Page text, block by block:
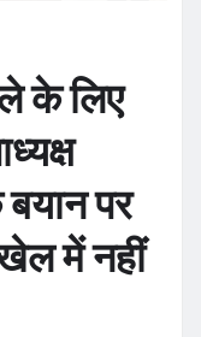
के लिए
पर
में नहीं